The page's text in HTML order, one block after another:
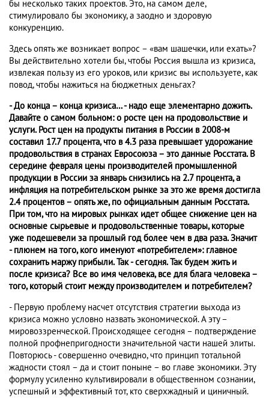
бы несколько таких проектов. Это, на самом деле,
стимулировало бы экономику, а заодно и здоровую
конкуренцию.
Здесь опять же возникает вопрос – «вам шашечки, или ехать»?
Вы действительно хотели бы, чтобы Россия вышла из кризиса,
извлекая пользу из его уроков, или кризис вы используете, как
повод, чтобы нажиться на бюджетных деньгах?
- До конца – конца кризиса… - надо еще элементарно дожить.
Давайте о самом больном: о росте цен на продовольствие и
услуги. Рост цен на продукты питания в России в 2008-м
составил 17.7 процента, что в 4.3 раза превышает удорожание
продовольствия в странах Евросоюза – это данные Росстата. В
середине февраля цены производителей промышленной
продукции в России за январь снизились на 2.7 процента, а
инфляция на потребительском рынке за это же время достигла
2.4 процентов – опять же, по официальным данным Росстата.
При том, что на мировых рынках идет общее снижение цен на
основные сырьевые и продовольственные товары, которые
уже подешевели за прошлый год более чем в два раза. Значит
- плюнем на того, кого именуют «потребителем»: главное
сохранить маржу прибыли. Так - сегодня. Так будем жить и
после кризиса? Все во имя человека, все для блага человека –
того, который стоит между производителем и потребителем?
- Первую проблему насчет отсутствия стратегии выхода из
кризиса можно условно назвать экономической. А эту –
мировоззренческой. Происходящее сегодня – подтверждение
полной профнепригодности значительной части нашей элиты.
Повторюсь - совершенно очевидно, что принцип тотальной
жадности стоял – да и стоит поныне – во главе экономики. Эту
формулу усиленно культивировали в общественном сознании,
успешный и эффективный тот, кто сверхжадный и циничный.